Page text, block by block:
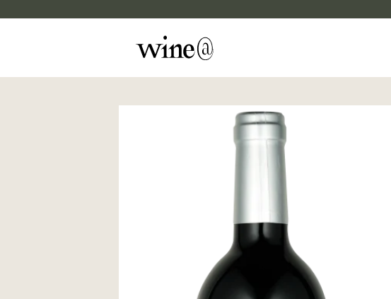
マイカルテ
評価する
商品検索